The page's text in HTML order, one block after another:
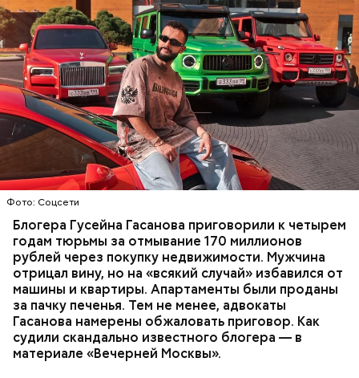
Фото: Соцсети
Блогера Гусейна Гасанова приговорили к четырем
годам тюрьмы за отмывание 170 миллионов
рублей через покупку недвижимости. Мужчина
отрицал вину, но на «всякий случай» избавился от
машины и квартиры. Апартаменты были проданы
за пачку печенья. Тем не менее, адвокаты
Гасанова намерены обжаловать приговор. Как
судили скандально известного блогера — в
материале «Вечерней Москвы».
В мае 2025 года МВД РФ объявило в
международный розыскблогера Гусейна Гасанова.
В его отношении возбудили уголовное дело о
неуплате налогов и легализации преступных
доходов в особо крупном размере. В тот же день
мужчину заочно арестовали.
Фото: База розыска МВД РФ
НАЛОГИ ПОИСК ЛЮДЕЙ ДЕНЬГИ
МВД
ГАСАН ГУСЕЙНОВ
Молодого человека задержали. На первом же
допросе он признался, что планировал отравить
только отчима. Тогда следователи посчитали, что
мотивом преступления была квартира родителей,
которая в случае их смерти перешла бы сыну. Но
спустя несколько дней Миссюра заявил, что ранее
уже травил других людей.